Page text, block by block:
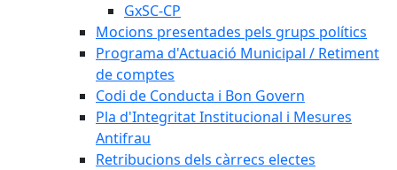
GxSC-CP
Mocions presentades pels grups polítics
Programa d'Actuació Municipal / Retiment
de comptes
Codi de Conducta i Bon Govern
Pla d'Integritat Institucional i Mesures
Antifrau
Retribucions dels càrrecs electes